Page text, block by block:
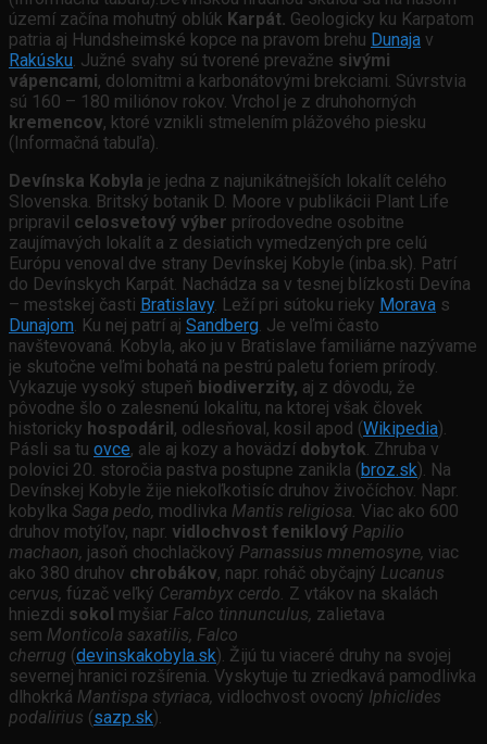
území začína mohutný oblúk Karpát. Geologicky ku Karpatom
patria aj Hundsheimské kopce na pravom brehu Dunaja v
Rakúsku. Južné svahy sú tvorené prevažne sivými
vápencami, dolomitmi a karbonátovými brekciami. Súvrstvia
sú 160 – 180 miliónov rokov. Vrchol je z druhohorných
kremencov, ktoré vznikli stmelením plážového piesku
(Informačná tabuľa).
Devínska Kobyla je jedna z najunikátnejších lokalít celého
Slovenska. Britský botanik D. Moore v publikácii Plant Life
pripravil celosvetový výber prírodovedne osobitne
zaujímavých lokalít a z desiatich vymedzených pre celú
Európu venoval dve strany Devínskej Kobyle (inba.sk). Patrí
do Devínskych Karpát. Nachádza sa v tesnej blízkosti Devína
– mestskej časti Bratislavy. Leží pri sútoku rieky Morava s
Dunajom. Ku nej patrí aj Sandberg. Je veľmi často
navštevovaná. Kobyla, ako ju v Bratislave familiárne nazývame
je skutočne veľmi bohatá na pestrú paletu foriem prírody.
Vykazuje vysoký stupeň biodiverzity, aj z dôvodu, že
pôvodne šlo o zalesnenú lokalitu, na ktorej však človek
historicky hospodáril , odlesňoval, kosil apod (Wikipedia).
Pásli sa tu ovce, ale aj kozy a hovädzí dobytok. Zhruba v
polovici 20. storočia pastva postupne zanikla (broz.sk). Na
Devínskej Kobyle žije niekoľkotisíc druhov živočíchov. Napr.
kobylka Saga pedo, modlivka Mantis religiosa. Viac ako 600
druhov motýľov, napr. vidlochvost feniklový Papilio
machaon, jasoň chochlačkový Parnassius mnemosyne, viac
ako 380 druhov chrobákov, napr. roháč obyčajný Lucanus
cervus, fúzač veľký Cerambyx cerdo. Z vtákov na skalách
hniezdi sokol myšiar Falco tinnunculus, zalietava
sem Monticola saxatilis, Falco
cherrug (devinskakobyla.sk). Žijú tu viaceré druhy na svojej
severnej hranici rozšírenia. Vyskytuje tu zriedkavá pamodlivka
dlhokrká Mantispa styriaca, vidlochvost ovocný Iphiclides
podalirius (sazp.sk).